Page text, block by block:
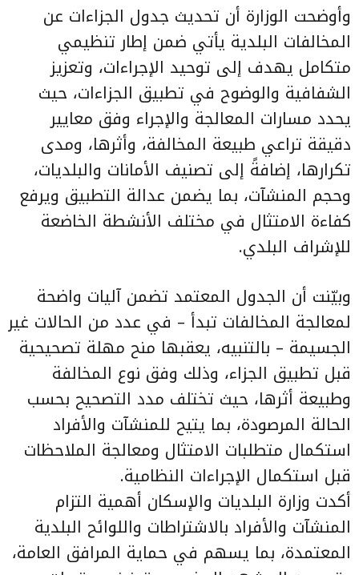
وأوضحت الوزارة أن تحديث جدول الجزاءات عن
المخالفات البلدية يأتي ضمن إطار تنظيمي
متكامل يهدف إلى توحيد الإجراءات، وتعزيز
الشفافية والوضوح في تطبيق الجزاءات، حيث
يحدد مسارات المعالجة والإجراء وفق معايير
دقيقة تراعي طبيعة المخالفة، وأثرها، ومدى
تكرارها، إضافةً إلى تصنيف الأمانات والبلديات،
وحجم المنشآت، بما يضمن عدالة التطبيق ويرفع
كفاءة الامتثال في مختلف الأنشطة الخاضعة
للإشراف البلدي.
وبيّنت أن الجدول المعتمد تضمن آليات واضحة
لمعالجة المخالفات تبدأ – في عدد من الحالات غير
الجسيمة – بالتنبيه، يعقبها منح مهلة تصحيحية
قبل تطبيق الجزاء، وذلك وفق نوع المخالفة
وطبيعة أثرها، حيث تختلف مدد التصحيح بحسب
الحالة المرصودة، بما يتيح للمنشآت والأفراد
استكمال متطلبات الامتثال ومعالجة الملاحظات
قبل استكمال الإجراءات النظامية.
أكدت وزارة البلديات والإسكان أهمية التزام
المنشآت والأفراد بالاشتراطات واللوائح البلدية
المعتمدة، بما يسهم في حماية المرافق العامة،